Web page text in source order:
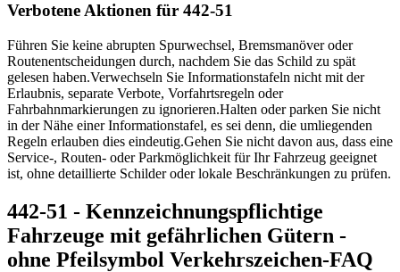
Verbotene Aktionen für 442-51
Führen Sie keine abrupten Spurwechsel, Bremsmanöver oder
Routenentscheidungen durch, nachdem Sie das Schild zu spät
gelesen haben.Verwechseln Sie Informationstafeln nicht mit der
Erlaubnis, separate Verbote, Vorfahrtsregeln oder
Fahrbahnmarkierungen zu ignorieren.Halten oder parken Sie nicht
in der Nähe einer Informationstafel, es sei denn, die umliegenden
Regeln erlauben dies eindeutig.Gehen Sie nicht davon aus, dass eine
Service-, Routen- oder Parkmöglichkeit für Ihr Fahrzeug geeignet
ist, ohne detaillierte Schilder oder lokale Beschränkungen zu prüfen.
442-51 - Kennzeichnungspflichtige
Fahrzeuge mit gefährlichen Gütern -
ohne Pfeilsymbol Verkehrszeichen-FAQ